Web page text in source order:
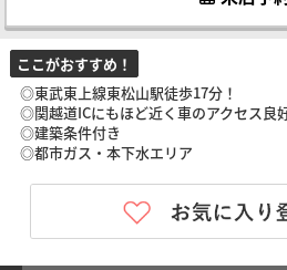
ここがおすすめ！
◎東武東上線東松山駅徒歩17分！
◎関越道ICにもほど近く車のアクセス良
◎建築条件付き
◎都市ガス・本下水エリア